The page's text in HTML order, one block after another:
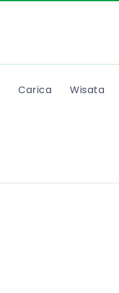
Carica Wisata